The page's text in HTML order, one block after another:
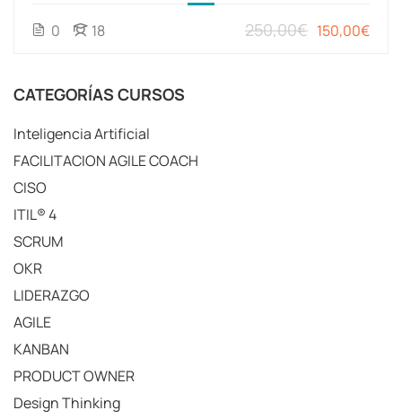
0 18 250,00€ 150,00€
CATEGORÍAS CURSOS
Inteligencia Artificial
FACILITACION AGILE COACH
CISO
ITIL® 4
SCRUM
OKR
LIDERAZGO
AGILE
KANBAN
PRODUCT OWNER
Design Thinking